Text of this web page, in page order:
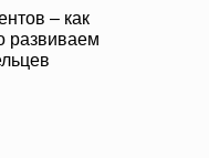
– как
развиваем